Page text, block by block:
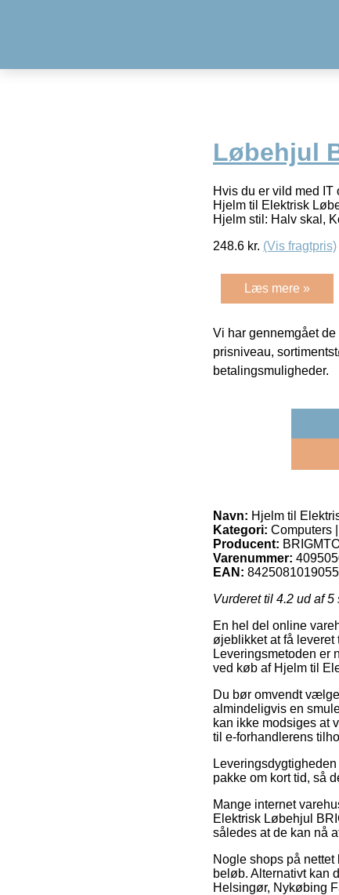
Løbehjul
Hvis du er vild med
Hjelm til Elektrisk
Hjelm stil: Halv skal,
248.6 kr. (Vis fragtpris)
Læs mere »
Vi har gennemgået
prisniveau,
betalingsmuligheder.
Navn: Hjelm til
Kategori: Computers
Producent:
Varenummer:
EAN: 8425081019055
Vurderet til 4.2 ud af 5
En hel del online
øjeblikket at få leveret
Leveringsmetoden er
ved køb af Hjelm til
Du bør omvendt
almindeligvis en
kan ikke modsiges at
til e-forhandlerens
pakke om kort tid, så
Mange internet
Elektrisk Løbehjul
således at de kan nå
Nogle shops på
beløb. Alternativt kan
Helsingør, Nykøbing